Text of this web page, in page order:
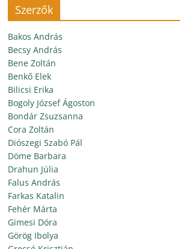
Szerzők
Bakos András
Becsy András
Bene Zoltán
Benkő Elek
Bilicsi Erika
Bogoly József Ágoston
Bondár Zsuzsanna
Cora Zoltán
Diószegi Szabó Pál
Döme Barbara
Drahun Júlia
Falus András
Farkas Katalin
Fehér Márta
Gimesi Dóra
Görög Ibolya